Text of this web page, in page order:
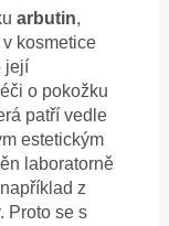
arbutin,
kosmetice
její
o pokožku
patří vedle
estetickým
laboratorně
z
Proto se s